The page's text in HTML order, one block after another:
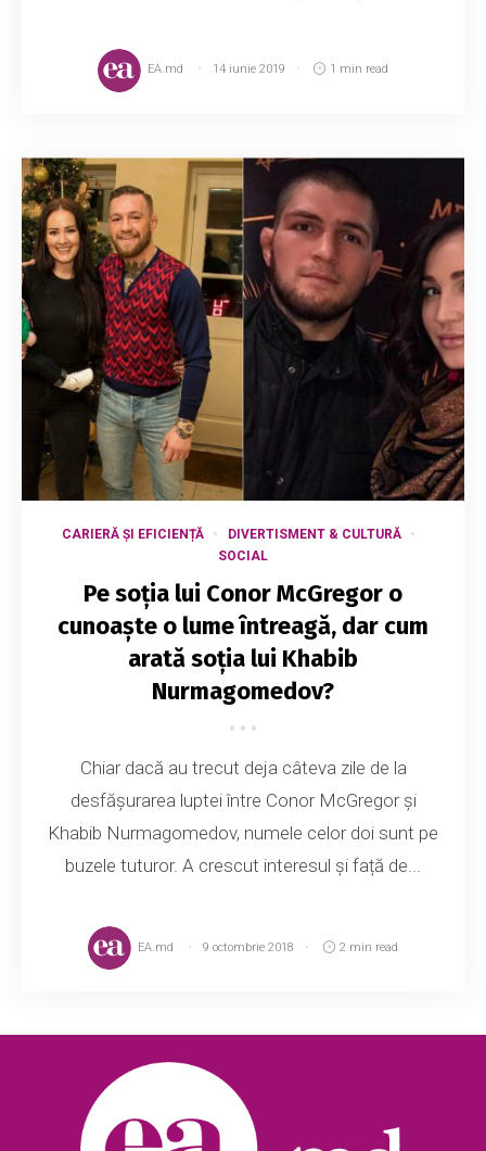
EA.md 14 iunie 2019 1 min read
CARIERĂ ȘI EFICIENȚĂ
DIVERTISMENT & CULTURĂ
SOCIAL
Pe soția lui Conor McGregor o
cunoaște o lume întreagă, dar cum
arată soția lui Khabib
Nurmagomedov?
Chiar dacă au trecut deja câteva zile de la
desfășurarea luptei între Conor McGregor și
Khabib Nurmagomedov, numele celor doi sunt pe
buzele tuturor. A crescut interesul și față de...
EA.md 9 octombrie 2018 2 min read